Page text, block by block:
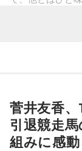
※ラジコへ楽曲
菅井友香
引退競走
組みに感動